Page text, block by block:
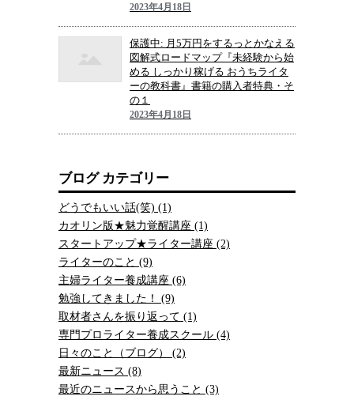
2023年4月18日
保護中: 月5万円をするっとかなえる
図解式ロードマップ『未経験から始
める しっかり稼げる おうちライタ
ーの教科書』書籍の購入者特典・そ
の１
2023年4月18日
ブログ カテゴリー
どうでもいい話(笑) (1)
カオリン版★魅力覚醒講座 (1)
スタートアップ★ライター講座 (2)
ライターのこと (9)
主婦ライター養成講座 (6)
勉強してきました！ (9)
取材者さんを振り返って (1)
専門プロライター養成スクール (4)
日々のこと（ブログ） (2)
最新ニュース (8)
最近のニュースから思うこと (3)